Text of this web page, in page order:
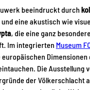
beeindruckt durch
und eine akustisch wie
, die eine ganz besondere
Im integrierten Museum
Dimensionen
Die Ausstellung
der Völkerschlacht